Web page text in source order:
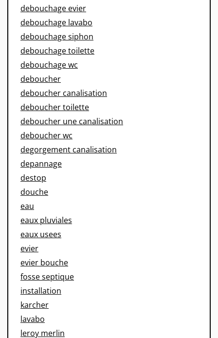
debouchage evier
debouchage lavabo
debouchage siphon
debouchage toilette
debouchage wc
deboucher
deboucher canalisation
deboucher toilette
deboucher une canalisation
deboucher wc
degorgement canalisation
depannage
destop
douche
eau
eaux pluviales
eaux usees
evier
evier bouche
fosse septique
installation
karcher
lavabo
leroy merlin